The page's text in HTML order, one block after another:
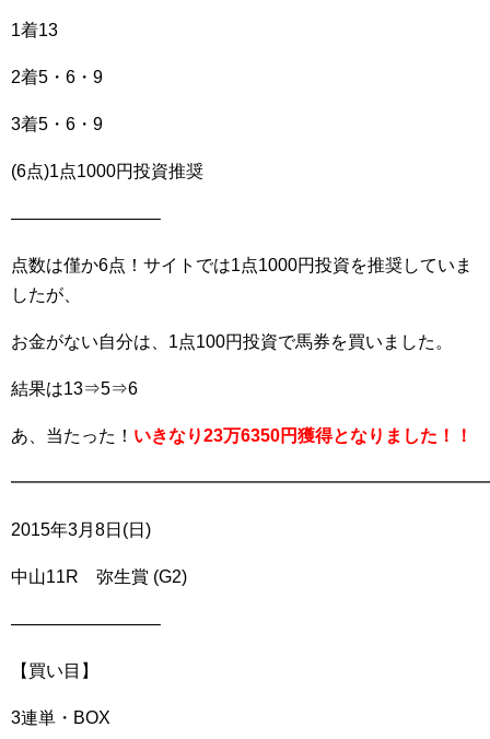
1着13
2着5・6・9
3着5・6・9
(6点)1点1000円投資推奨
————————–
点数は僅か6点！サイトでは1点1000円投資を推奨していま
したが、
お金がない自分は、1点100円投資で馬券を買いました。
結果は13⇒5⇒6
あ、当たった！ いきなり23万6350円獲得となりました！！
2015年3月8日(日)
中山11R 弥生賞 (G2)
————————–
【買い目】
3連単・BOX